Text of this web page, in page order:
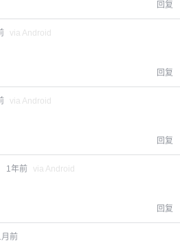
回复
via Android
回复
via Android
回复
1年前 via Android
回复
月前